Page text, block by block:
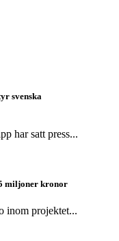
svenska
har satt press...
miljoner kronor
inom projektet...